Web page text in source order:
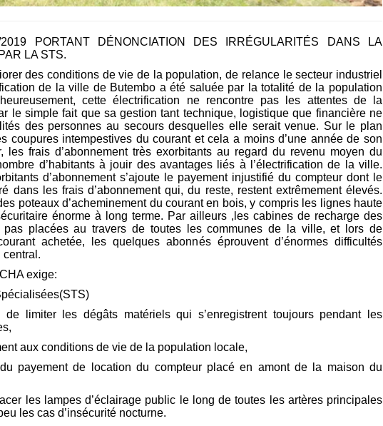
2019 PORTANT DÉNONCIATION DES IRRÉGULARITÉS DANS LA
LA STS.
des conditions de vie de la population, de relance le secteur industriel
de la ville de Butembo a été saluée par la totalité de la population
cette électrification ne rencontre pas les attentes de la
le simple fait que sa gestion tant technique, logistique que financière ne
des personnes au secours desquelles elle serait venue. Sur le plan
coupures intempestives du courant et cela a moins d’une année de son
les frais d’abonnement très exorbitants au regard du revenu moyen du
d’habitants à jouir des avantages liés à l’électrification de la ville.
d’abonnement s’ajoute le payement injustifié du compteur dont le
dans les frais d’abonnement qui, du reste, restent extrêmement élevés.
poteaux d’acheminement du courant en bois, y compris les lignes haute
énorme à long terme. Par ailleurs , les cabines de recharge des
pas placées au travers de toutes les communes de la ville, et lors de
achetée, les quelques abonnés éprouvent d’énormes difficultés
.
exige:
limiter les dégâts matériels qui s’enregistrent toujours pendant les
aux conditions de vie de la population locale,
payement de location du compteur placé en amont de la maison du
les lampes d’éclairage public le long de toutes les artères principales
les cas d’insécurité nocturne.